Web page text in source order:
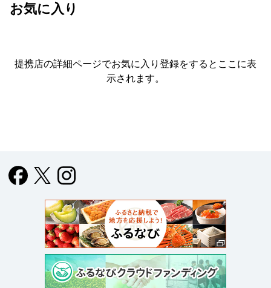
お気に入り
提携店の詳細ページでお気に入り登録をすると ここに表
示されます。